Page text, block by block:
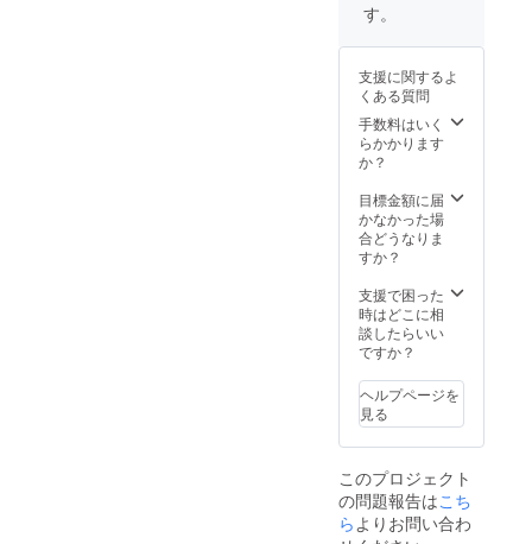
名する
ござい
ます。
あらか
じめご
了承く
い。
日市太
つかい
ち たろ
う） ※
匿名希
望可 ※
ネーム
可（常
識の範
囲内で
しま
す） ※
書籍価
格に
は1冊に
2名以上
のお名
前を記
ことも
ござい
ます。
あらか
す。
支援に関するよ
くある質問
手数料はいく
らかかります
か？
目標金額に届
かなかった場
合どうなりま
すか？
支援で困った
時はどこに相
談したらいい
ですか？
ヘルプページを
見る
このプロジェクト
の問題報告はこち
らよりお問い合わ